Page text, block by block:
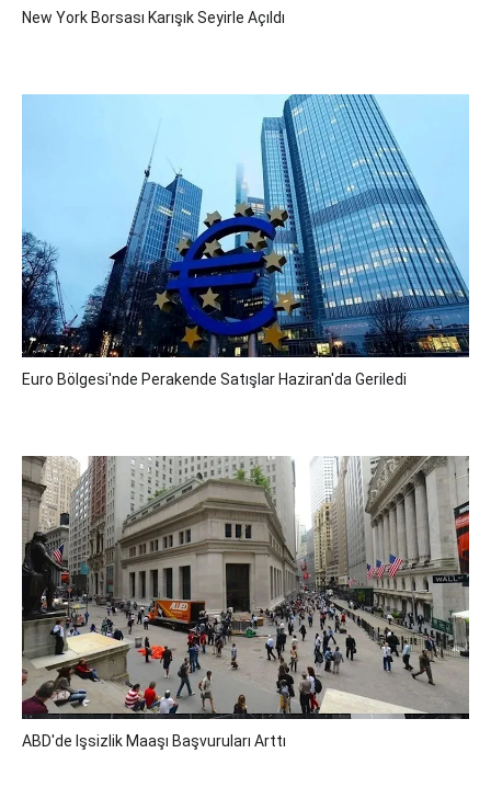
New York Borsası Karışık Seyirle Açıldı
Euro Bölgesi'nde Perakende Satışlar Haziran'da Geriledi
ABD'de Işsizlik Maaşı Başvuruları Arttı